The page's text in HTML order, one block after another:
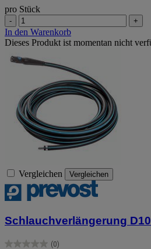
pro Stück
- +
In den Warenkorb
Dieses Produkt ist momentan nicht
Vergleichen Vergleichen
Schlauchverlängerung
(0)